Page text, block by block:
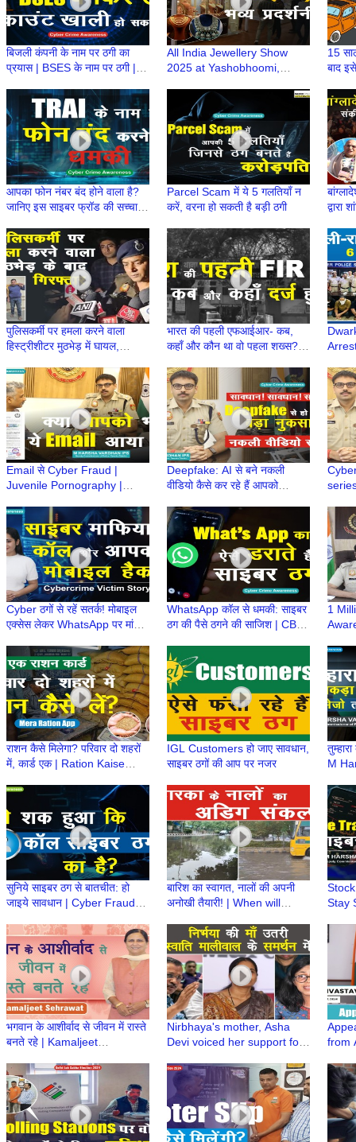
बिजली कंपनी के नाम पर ठगी का
प्रयास | BSES के नाम पर ठगी |
All India Jewellery Show
2025 at Yashobhoomi,
Gold Manufacturers
15
बाद
आपका फोन नंबर बंद होने वाला है?
जानिए इस साइबर फ्रॉड की सच्चाई |
Parcel Scam में ये 5 गलतियाँ न
करें, वरना हो सकती है बड़ी ठगी
द्वारा
पुलिसकर्मी पर हमला करने वाला
हिस्ट्रीशीटर मुठभेड़ में घायल,
भारत की पहली एफआईआर- कब,
कहाँ और कौन था वो पहला शख्स? |
Report
Email से Cyber Fraud |
Juvenile Pornography |
Abuse |M Harsha Vardhan
IPS
Deepfake: AI से बने नकली
वीडियो कैसे कर रहे हैं आपको
Vardhan | CyberSuraksha
ख़ास
Cyber ठगों से रहें सतर्क! मोबाइल
एक्सेस लेकर WhatsApp पर मांगते
Story
WhatsApp कॉल से धमकी: साइबर
ठग की पैसे ठगने की साजिश | CBI
ka phone
1
राशन कैसे मिलेगा? परिवार दो शहरों
में, कार्ड एक | Ration Kaise
App
IGL Customers हो जाए सावधान,
साइबर ठगों की आप पर नजर
M
सुनिये साइबर ठग से बातचीत: हो
जाइये सावधान | Cyber Fraud
Credit Card Fraud
बारिश का स्वागत, नालों की अपनी
अनोखी तैयारी! | When will
Waterlogging
Stay
भगवान के आशीर्वाद से जीवन में रास्ते
बनते रहे | Kamaljeet
Delhi Lok Sabha
Nirbhaya's mother, Asha
Devi voiced her support for
Today
from